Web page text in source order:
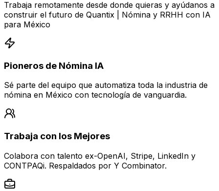
Trabaja remotamente desde donde quieras y ayúdanos a
construir el futuro de Quantix | Nómina y RRHH con IA
para México
Pioneros de Nómina IA
Sé parte del equipo que automatiza toda la industria de
nómina en México con tecnología de vanguardia.
Trabaja con los Mejores
Colabora con talento ex-OpenAI, Stripe, LinkedIn y
CONTPAQi. Respaldados por Y Combinator.